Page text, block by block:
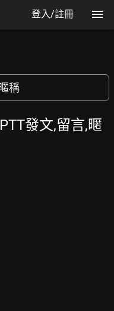
登入/註冊
暱稱
發文,留言,暱